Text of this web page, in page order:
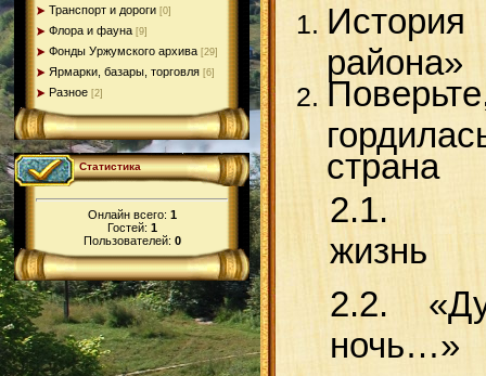
Транспорт и дороги [0]
Флора и фауна [9]
Фонды Уржумского архива [29]
Ярмарки, базары, торговля [6]
Разное [2]
Статистика
Онлайн всего: 1
Гостей: 1
Пользователей: 0
2.1.
2.2.